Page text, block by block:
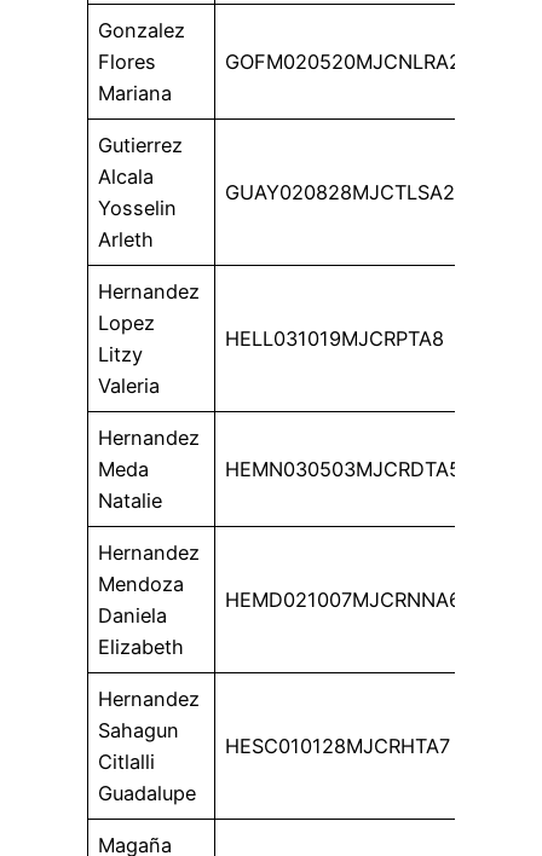
Gonzalez
Flores
Mariana
GOFM020520MJCNLRA2
Gutierrez
Alcala
Yosselin
Arleth
GUAY020828MJCTLSA2
Hernandez
Lopez
Litzy
Valeria
HELL031019MJCRPTA8
Hernandez
Meda
Natalie
HEMN030503MJCRDTA5
Hernandez
Mendoza
Daniela
Elizabeth
HEMD021007MJCRNNA6
Hernandez
Sahagun
Citlalli
Guadalupe
HESC010128MJCRHTA7
Magaña